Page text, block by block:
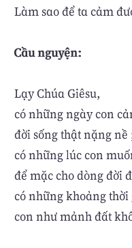
Làm sao để ta cảm
Cầu nguyện:
Lạy Chúa Giêsu,
có những ngày con
đời sống thật nặng nề
có những lúc con
để mặc cho dòng đời
có những khoảng
con như mảnh đất